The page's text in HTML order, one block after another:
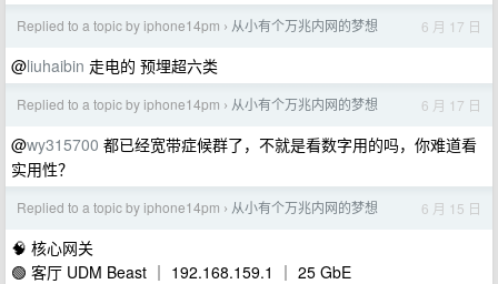
Replied to a topic by iphone14pm › 从小有个万兆内网的梦想 6 月 17 日
@liuhaibin 走电的 预埋超六类
Replied to a topic by iphone14pm › 从小有个万兆内网的梦想 6 月 17 日
@wy315700 都已经宽带症候群了，不就是看数字用的吗，你难道看
实用性？
Replied to a topic by iphone14pm › 从小有个万兆内网的梦想 6 月 15 日
🧠 核心网关
🟢 客厅 UDM Beast ｜ 192.168.159.1 ｜ 25 GbE